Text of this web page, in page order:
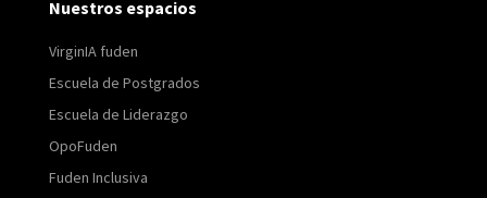
Nuestros espacios
VirginIA fuden
Escuela de Postgrados
Escuela de Liderazgo
OpoFuden
Fuden Inclusiva